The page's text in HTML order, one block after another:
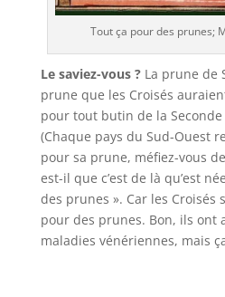
Tout ça pour des prunes;
Le saviez-vous ?La prune de
prune que les Croisés
pour tout butin de la Seconde
(Chaque pays du Sud-Ouest
pour sa prune, méfiez-vous
est-il que c’est de là qu’est
des prunes ». Car les Croisés
pour des prunes. Bon, ils ont
maladies vénériennes, mais